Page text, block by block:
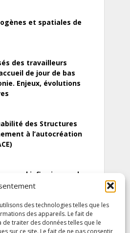
des technologies telles que les
des appareils. Le fait de
traiter des données telles que le
sur ce site. Le fait de ne pas consentir
et spatiales de
des travailleurs
de jour de bas
Enjeux, évolutions
des Structures
à l’autocréation
infirmier :quels
de soins pour